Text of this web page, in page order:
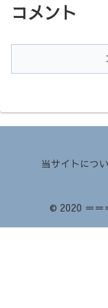
コメント
当サイトにつ
© 2020 ＝